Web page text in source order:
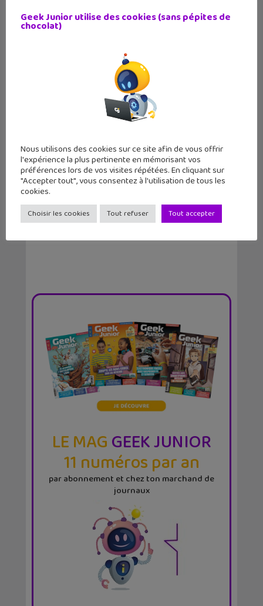
Le cocon, une BD qui retrace la vie de
l’art...
3 romans pour les ados : Erêves,
Sorcery and Smal...
LE MAGGEEK JUNIOR
11 numéros par an
par abonnement et chez ton marchand de
journaux
Geek Junior utilise des cookies (sans pépites de
chocolat)
Nous utilisons des cookies sur ce site afin de vous offrir
l'expérience la plus pertinente en mémorisant vos
préférences lors de vos visites répétées. En cliquant sur
"Accepter tout", vous consentez à l'utilisation de tous les
cookies.
Choisir les cookies Tout refuser Tout accepter